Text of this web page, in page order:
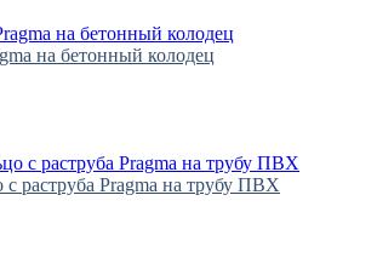
на бетонный колодец
с раструба Pragma на трубу ПВХ